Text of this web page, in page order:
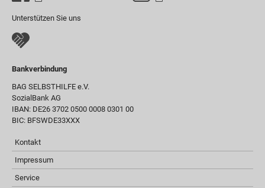
Unterstützen Sie uns
Bankverbindung
BAG SELBSTHILFE e.V.
SozialBank AG
IBAN: DE26 3702 0500 0008 0301 00
BIC: BFSWDE33XXX
Kontakt
Impressum
Service